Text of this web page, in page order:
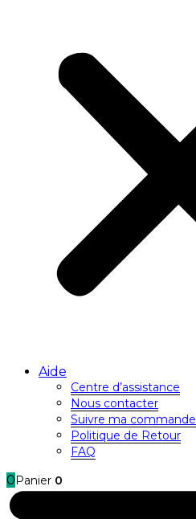
Aide
Centre d’assistance
Nous contacter
Suivre ma commande
Politique de Retour
FAQ
0 Panier 0